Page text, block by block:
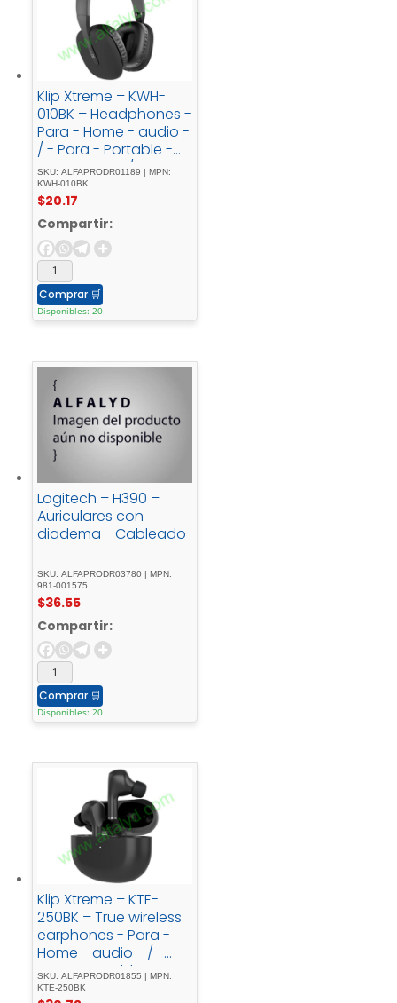
Klip Xtreme – KWH-
010BK – Headphones -
Para - Home - audio -
/ - Para - Portable -
electronics - / - Para -
Professional - audio -
/ - Para - Cellular -
phoneWireless25HrsBl
ackBT
SKU: ALFAPRODR01189 | MPN:
KWH-010BK
$20.17
Compartir:
Comprar 🛒
Disponibles: 20
Logitech – H390 –
Auriculares con
diadema - Cableado
SKU: ALFAPRODR03780 | MPN:
981-001575
$36.55
Compartir:
Comprar 🛒
Disponibles: 20
Klip Xtreme – KTE-
250BK – True wireless
earphones - Para -
Home - audio - / -
Para - Portable -
electronics - / - Para -
SKU: ALFAPRODR01855 | MPN:
KTE-250BK